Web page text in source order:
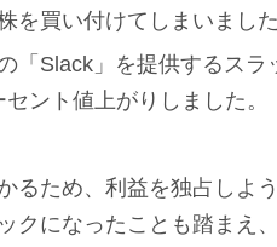
を買い付けてしまいました
「Slack」を提供するス
ント値上がりしました。
るため、利益を独占しよ
クになったことも踏まえ